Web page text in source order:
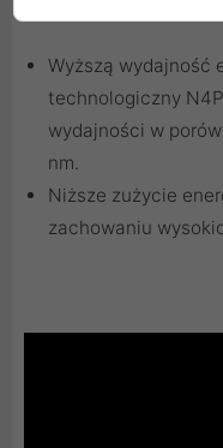
Wyższą wydajność
technologiczny
wydajności w
nm.
Niższe zużycie
zachowaniu